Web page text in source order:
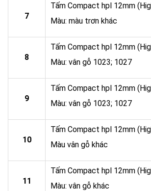
7
Tấm Compact hpl 12mm
Màu: màu trơn khác
8
Tấm Compact hpl 12mm
Màu: vân gỗ 1023; 1027
9
Tấm Compact hpl 12mm
Màu: vân gỗ 1023; 1027
10
Tấm Compact hpl 12mm
Màu vân gỗ khác
11
Tấm Compact hpl 12mm
Màu: vân gỗ khác